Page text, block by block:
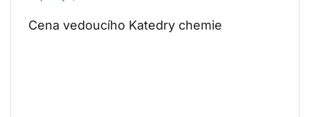
Cena vedoucího Katedry chemie